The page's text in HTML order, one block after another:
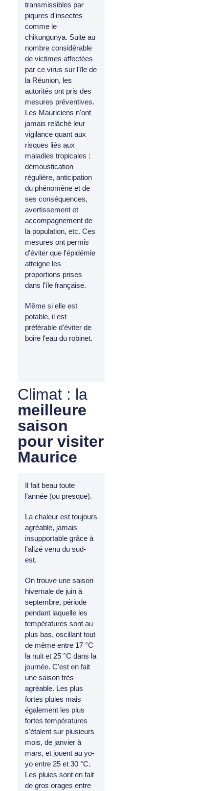
transmissibles par
piqures d'insectes
comme le
chikungunya. Suite au
nombre considérable
de victimes affectées
par ce virus sur l'île de
la Réunion, les
autorités ont pris des
mesures préventives.
Les Mauriciens n'ont
jamais relâché leur
vigilance quant aux
risques liés aux
maladies tropicales :
démoustication
régulière, anticipation
du phénomène et de
ses conséquences,
avertissement et
accompagnement de
la population, etc. Ces
mesures ont permis
d'éviter que l'épidémie
atteigne les
proportions prises
dans l'île française.
Même si elle est
potable, il est
préférable d'éviter de
boire l'eau du robinet.
Climat : la
meilleure
saison
pour visiter
Maurice
Il fait beau toute
l'année (ou presque).
La chaleur est toujours
agréable, jamais
insupportable grâce à
l'alizé venu du sud-
est.
On trouve une saison
hivernale de juin à
septembre, période
pendant laquelle les
températures sont au
plus bas, oscillant tout
de même entre 17 °C
la nuit et 25 °C dans la
journée. C'est en fait
une saison très
agréable. Les plus
fortes pluies mais
également les plus
fortes températures
s'étalent sur plusieurs
mois, de janvier à
mars, et jouent au yo-
yo entre 25 et 30 °C.
Les pluies sont en fait
de gros orages entre